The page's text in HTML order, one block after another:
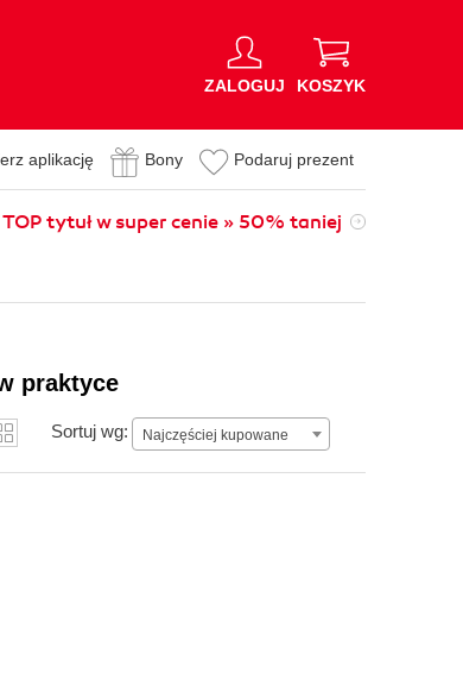
ZALOGUJ KOSZYK
aplikację Bony Podaruj prezent
TOP tytuł w super cenie » 50% taniej
praktyce
Sortuj wg: Najczęściej kupowane